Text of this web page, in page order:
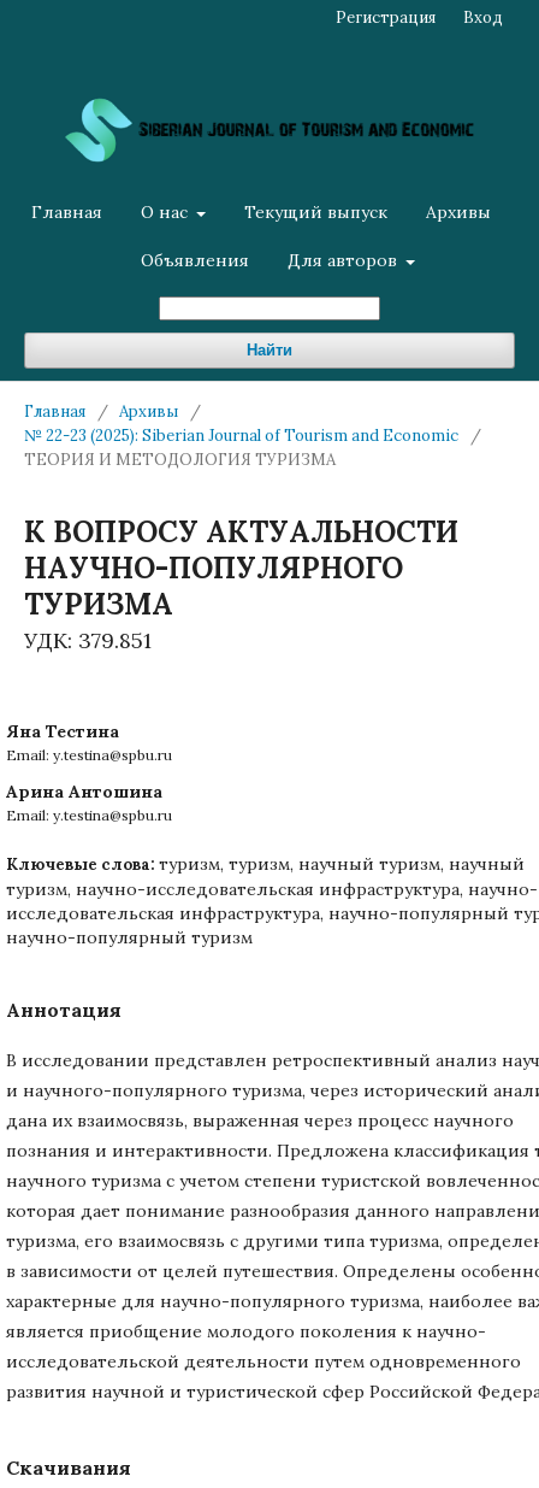
Главная О нас Текущий выпуск Архивы
Объявления Для авторов
Найти
Регистрация Вход
Главная / Архивы
/
№ 22-23 (2025): Siberian Journal of Tourism and Economic
/
ТЕОРИЯ И МЕТОДОЛОГИЯ ТУРИЗМА
К ВОПРОСУ АКТУАЛЬНОСТИ
НАУЧНО-ПОПУЛЯРНОГО
ТУРИЗМА
УДК: 379.851
Яна Тестина
Email: y.testina@spbu.ru
Арина Антошина
Email: y.testina@spbu.ru
Ключевые слова: туризм, туризм, научный туризм, научный
туризм, научно-исследовательская инфраструктура, научно-
исследовательская инфраструктура, научно-популярный
научно-популярный туризм
Аннотация
В исследовании представлен ретроспективный анализ
и научного-популярного туризма, через исторический
дана их взаимосвязь, выраженная через процесс научного
познания и интерактивности. Предложена классификация
научного туризма с учетом степени туристской
которая дает понимание разнообразия данного
туризма, его взаимосвязь с другими типа туризма,
в зависимости от целей путешествия. Определены
характерные для научно-популярного туризма, наиболее
является приобщение молодого поколения к научно-
исследовательской деятельности путем одновременного
развития научной и туристической сфер Российской
Скачивания